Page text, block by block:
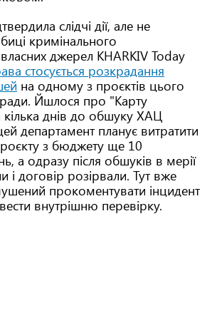
слідчі дії, але не
кримінального
джерел KHARKIV Today
стосується розкрадання
на одному з проєктів цього
Йшлося про "Карту
кілька днів до обшуку ХАЦ
департамент планує витратити
з бюджету ще 10
а одразу після обшуків в мерії
і договір розірвали. Тут вже
прокоментувати інцидент
внутрішню перевірку.